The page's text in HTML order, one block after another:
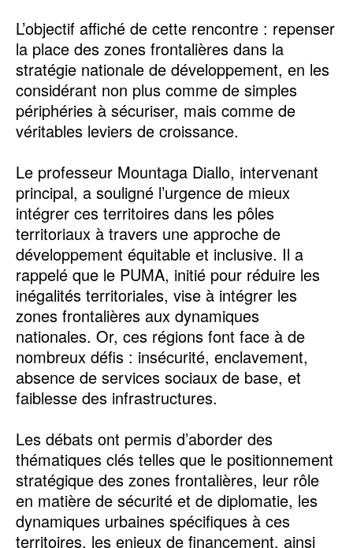
L’objectif affiché de cette rencontre : repenser
la place des zones frontalières dans la
stratégie nationale de développement, en les
considérant non plus comme de simples
périphéries à sécuriser, mais comme de
véritables leviers de croissance.
Le professeur Mountaga Diallo, intervenant
principal, a souligné l’urgence de mieux
intégrer ces territoires dans les pôles
territoriaux à travers une approche de
développement équitable et inclusive. Il a
rappelé que le PUMA, initié pour réduire les
inégalités territoriales, vise à intégrer les
zones frontalières aux dynamiques
nationales. Or, ces régions font face à de
nombreux défis : insécurité, enclavement,
absence de services sociaux de base, et
faiblesse des infrastructures.
Les débats ont permis d’aborder des
thématiques clés telles que le positionnement
stratégique des zones frontalières, leur rôle
en matière de sécurité et de diplomatie, les
dynamiques urbaines spécifiques à ces
territoires, les enjeux de financement, ainsi